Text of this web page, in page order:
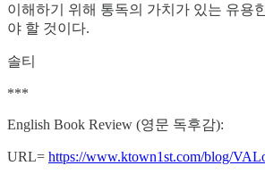
이해하기 위해 통독의 가치가 있는 유용
야 할 것이다.
솔티
***
English Book Review (영문 독후감):
URL= https://www.ktown1st.com/blog/